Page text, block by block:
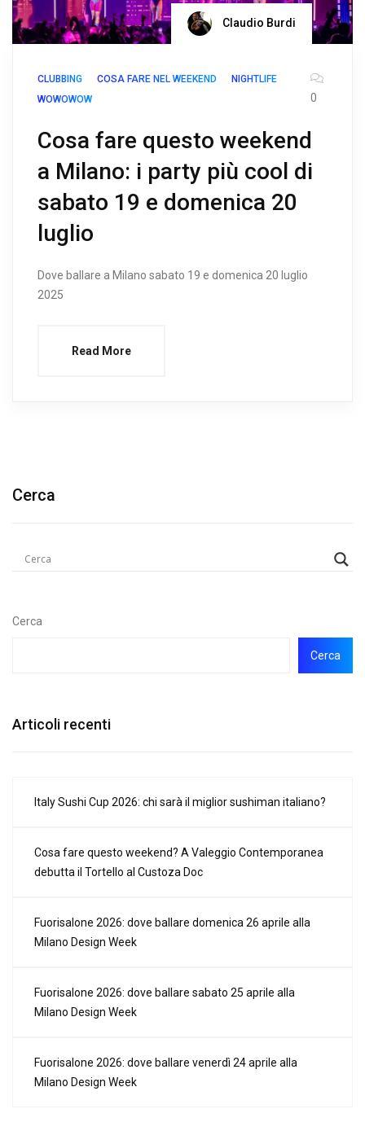
Claudio Burdi
CLUBBING COSA FARE NEL WEEKEND
NIGHTLIFE
WOWOWOW
0
Cosa fare questo weekend
a Milano: i party più cool di
sabato 19 e domenica 20
luglio
Dove ballare a Milano sabato 19 e domenica 20 luglio
2025
Read More
Cerca
Cerca
Cerca
Articoli recenti
Italy Sushi Cup 2026: chi sarà il miglior sushiman italiano?
Cosa fare questo weekend? A Valeggio Contemporanea
debutta il Tortello al Custoza Doc
Fuorisalone 2026: dove ballare domenica 26 aprile alla
Milano Design Week
Fuorisalone 2026: dove ballare sabato 25 aprile alla
Milano Design Week
Fuorisalone 2026: dove ballare venerdì 24 aprile alla
Milano Design Week